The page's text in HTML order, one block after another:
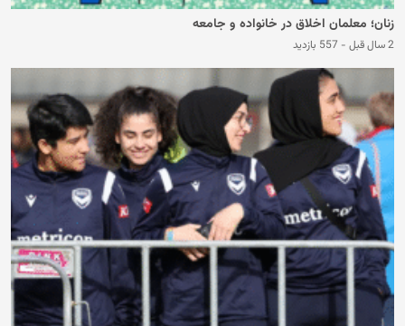
زنان؛ معلمان اخلاق در خانواده و جامعه
2 سال قبل - 557 بازدید